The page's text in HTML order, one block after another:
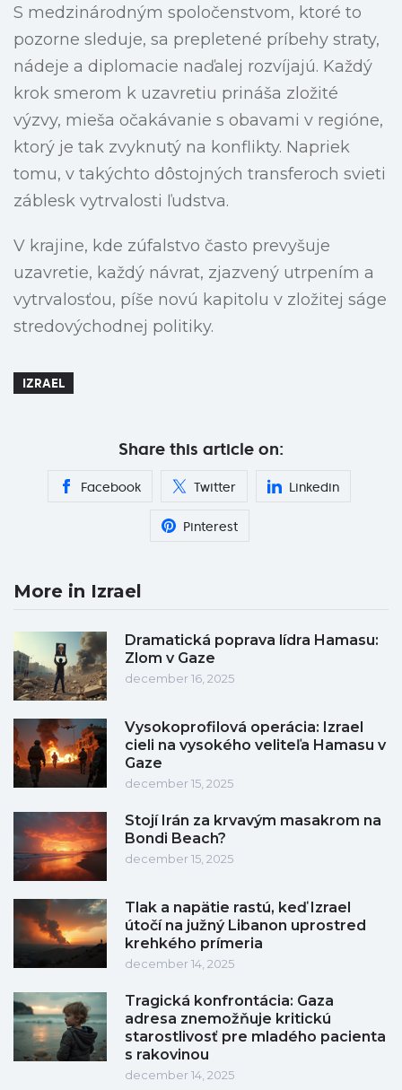
S medzinárodným spoločenstvom, ktoré to
pozorne sleduje, sa prepletené príbehy straty,
nádeje a diplomacie naďalej rozvíjajú. Každý
krok smerom k uzavretiu prináša zložité
výzvy, mieša očakávanie s obavami v regióne,
ktorý je tak zvyknutý na konflikty. Napriek
tomu, v takýchto dôstojných transferoch svieti
záblesk vytrvalosti ľudstva.
V krajine, kde zúfalstvo často prevyšuje
uzavretie, každý návrat, zjazvený utrpením a
vytrvalosťou, píše novú kapitolu v zložitej ságe
stredovýchodnej politiky.
IZRAEL
Share this article on:
Facebook Twitter Linkedin
Pinterest
More in Izrael
Dramatická poprava lídra Hamasu:
Zlom v Gaze
december 16, 2025
Vysokoprofilová operácia: Izrael
cieli na vysokého veliteľa Hamasu v
Gaze
december 15, 2025
Stojí Irán za krvavým masakrom na
Bondi Beach?
december 15, 2025
Tlak a napätie rastú, keď Izrael
útočí na južný Libanon uprostred
krehkého prímeria
december 14, 2025
Tragická konfrontácia: Gaza
adresa znemožňuje kritickú
starostlivosť pre mladého pacienta
s rakovinou
december 14, 2025